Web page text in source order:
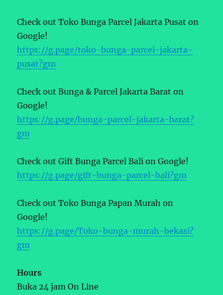
Check out Toko Bunga Parcel Jakarta Pusat on
Google!
https://g.page/toko-bunga-parcel-jakarta-
pusat?gm
Check out Bunga & Parcel Jakarta Barat on
Google!
https://g.page/bunga-parcel-jakarta-barat?
gm
Check out Gift Bunga Parcel Bali on Google!
https://g.page/gift-bunga-parcel-bali?gm
Check out Toko Bunga Papan Murah on
Google!
https://g.page/Toko-bunga-murah-bekasi?
gm
Hours
Buka 24 jam On Line